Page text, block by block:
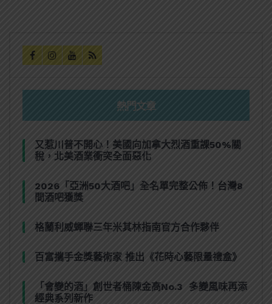
熱門文章
又惹川普不開心！美國向加拿大烈酒重課50%關
稅，北美酒業衝突全面惡化
2026「亞洲50大酒吧」全名單完整公佈！台灣8
間酒吧獲獎
格蘭利威蟬聯三年米其林指南官方合作夥伴
百富攜手金獎藝術家 推出《花時心藝限量禮盒》
「會變的酒」創世者桶陳金高No.3 多變風味再添
經典系列新作